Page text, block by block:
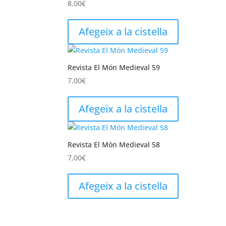
8,00€
Afegeix a la cistella
Revista El Món Medieval 59
7,00€
Afegeix a la cistella
Revista El Món Medieval 58
7,00€
Afegeix a la cistella